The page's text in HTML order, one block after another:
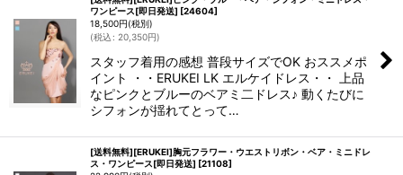
ワンピース[即日発送] [24604]
18,500円(税別)
(税込: 20,350円)
スタッフ着用の感想 普段サイズでOK おススメポ
イント ・・ERUKEI LK エルケイドレス・・ 上品
なピンクとブルーのベアミ二ドレス♪ 動くたびに
シフォンが揺れてとって…
[送料無料][ERUKEI]胸元フラワー・ウエストリボン・ベア・ミニドレ
ス・ワンピース[即日発送] [21108]